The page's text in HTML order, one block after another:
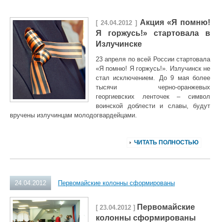
[ 24.04.2012 ] Акция «Я помню!
Я горжусь!» стартовала в
Излучинске
23 апреля по всей России стартовала
«Я помню! Я горжусь!». Излучинск не
стал исключением. До 9 мая более
тысячи черно-оранжевых
георгиевских ленточек – символ
воинской доблести и славы, будут
вручены излучинцам молодогвардейцами.
ЧИТАТЬ ПОЛНОСТЬЮ
24.04.2012 Первомайские колонны сформированы
[ 23.04.2012 ] Первомайские
колонны сформированы